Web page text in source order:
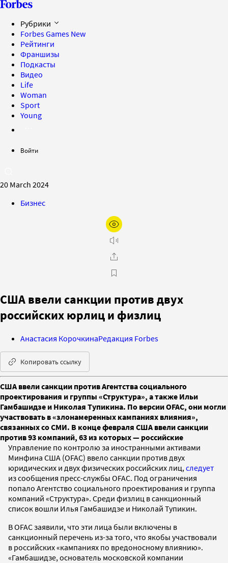
Рубрики
Forbes Games New
Рейтинги
Франшизы
Подкасты
Видео
Life
Woman
Sport
Young
Войти
20 March 2024
Бизнес
США ввели санкции против двух
российских юрлиц и физлиц
Анастасия КорочкинаРедакция Forbes
Копировать ссылку
США ввели санкции против Агентства социального
проектирования и группы «Структура», а также Ильи
Гамбашидзе и Николая Тупикина. По версии OFAC, они могли
участвовать в «злонамеренных кампаниях влияния»,
связанных со СМИ. В конце февраля США ввели санкции
против 93 компаний, 63 из которых — российские
Управление по контролю за иностранными активами
Минфина США (OFAC) ввело санкции против двух
юридических и двух физических российских лиц, следует
из сообщения пресс-службы OFAC. Под ограничения
попало Агентство социального проектирования и группа
компаний «Структура». Среди физлиц в санкционный
список вошли Илья Гамбашидзе и Николай Тупикин.
В OFAC заявили, что эти лица были включены в
санкционный перечень из-за того, что якобы участвовали
в российских «кампаниях по вредоносному влиянию».
«Гамбашидзе, основатель московской компании